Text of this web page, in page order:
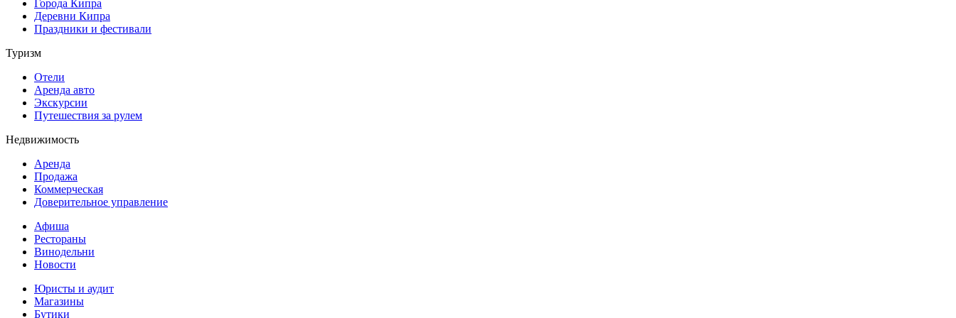
Города Кипра
Деревни Кипра
Праздники и фестивали
Туризм
Отели
Аренда авто
Экскурсии
Путешествия за рулем
Недвижимость
Аренда
Продажа
Коммерческая
Доверительное управление
Афиша
Рестораны
Винодельни
Новости
Юристы и аудит
Магазины
Бутики